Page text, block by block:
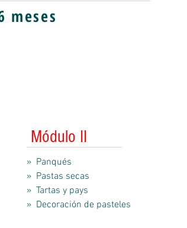
meses
Módulo II
» Panqués
» Pastas secas
» Tartas y pays
» Decoración de pasteles